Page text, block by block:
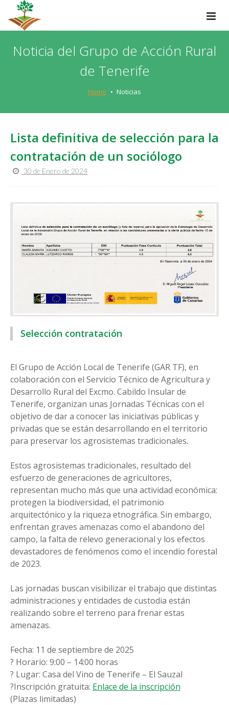
Noticia del Grupo de Acción Rural
de Tenerife
Home Noticias
Lista definitiva de selección para la
contratación de un sociólogo
30 de Enero de 2024
Selección contratación
El Grupo de Acción Local de Tenerife (GAR TF), en
colaboración con el Servicio Técnico de Agricultura y
Desarrollo Rural del Excmo. Cabildo Insular de
Tenerife, organizan unas Jornadas Técnicas con el
objetivo de dar a conocer las iniciativas públicas y
privadas que se están desarrollando en el territorio
para preservar los agrosistemas tradicionales.
Estos agrosistemas tradicionales, resultado del
esfuerzo de generaciones de agricultores,
representan mucho más que una actividad económica:
protegen la biodiversidad, el patrimonio
arquitectónico y la riqueza etnográfica. Sin embargo,
enfrentan graves amenazas como el abandono del
campo, la falta de relevo generacional y los efectos
devastadores de fenómenos como el incendio forestal
de 2023.
Las jornadas buscan visibilizar el trabajo que distintas
administraciones y entidades de custodia están
realizando sobre el terreno para frenar estas
amenazas.
Fecha: 11 de septiembre de 2025
? Horario: 9:00 – 14:00 horas
? Lugar: Casa del Vino de Tenerife – El Sauzal
?️Inscripción gratuita: Enlace de la inscripción
(Plazas limitadas)